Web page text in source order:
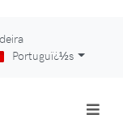
Portuguï¿½s